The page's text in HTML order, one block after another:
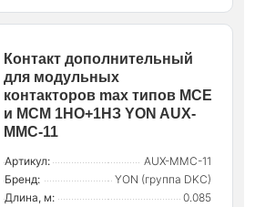
Контакт дополнительный
для модульных
контакторов max типов MCE
и MCM 1НО+1НЗ YON AUX-
MMC-11
Артикул:
AUX-MMC-11
Бренд:
YON (группа DKC)
Длина, м:
0.085